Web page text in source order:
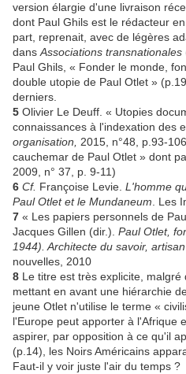
version élargie d'une livraison
dont Paul Ghils est le rédacteur
part, reprenait, avec de légères
dans Associations transnationales
Paul Ghils, « Fonder le monde,
double utopie de Paul Otlet »
derniers.
5 Olivier Le Deuff. « Utopies
connaissances à l'indexation des
organisation, 2015, n°48, p.93-
cauchemar de Paul Otlet » dont
2009, n° 37, p. 9-11)
6 Cf. Françoise Levie. L'homme
Paul Otlet et le Mundaneum . Les
7 « Les papiers personnels de
Jacques Gillen (dir.). Paul Otlet,
1944). Architecte du savoir,
nouvelles, 2010
8 Le titre est très explicite,
mettant en avant une hiérarchie
jeune Otlet n'utilise le terme «
l'Europe peut apporter à l'Afrique
aspirer, par opposition à ce qu'il
(p.14), les Noirs Américains
Faut-il y voir juste l'air du temps ?